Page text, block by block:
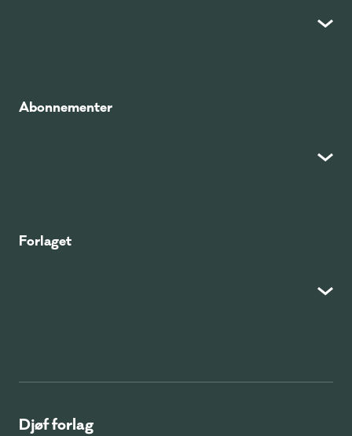
Abonnementer
Forlaget
Djøf forlag